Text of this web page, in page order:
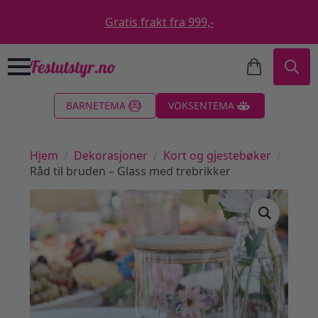
Gratis frakt fra 999,-
BARNETEMA VOKSENTEMA
Hjem Dekorasjoner
Kort og gjestebøker
Råd til bruden – Glass med trebrikker